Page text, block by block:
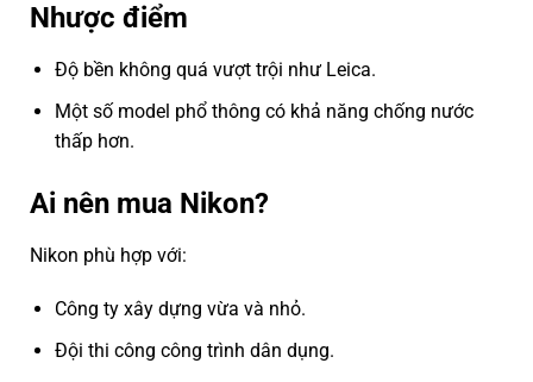
Nhược điểm
Độ bền không quá vượt trội như Leica.
Một số model phổ thông có khả năng chống nước
thấp hơn.
Ai nên mua Nikon?
Nikon phù hợp với:
Công ty xây dựng vừa và nhỏ.
Đội thi công công trình dân dụng.